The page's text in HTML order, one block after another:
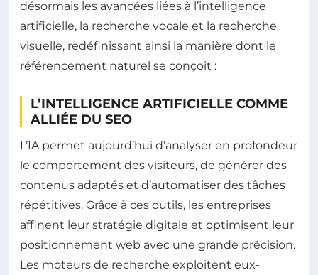
désormais les avancées liées à l’intelligence
artificielle, la recherche vocale et la recherche
visuelle, redéfinissant ainsi la manière dont le
référencement naturel se conçoit :
L’INTELLIGENCE ARTIFICIELLE COMME
ALLIÉE DU SEO
L’IA permet aujourd’hui d’analyser en profondeur
le comportement des visiteurs, de générer des
contenus adaptés et d’automatiser des tâches
répétitives. Grâce à ces outils, les entreprises
affinent leur stratégie digitale et optimisent leur
positionnement web avec une grande précision.
Les moteurs de recherche exploitent eux-